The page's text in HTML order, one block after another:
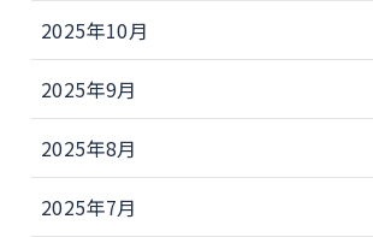
2025年10月
2025年9月
2025年8月
2025年7月